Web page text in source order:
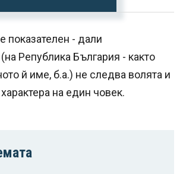
показателен - дали
Република България - както
й име, б.а.) не следва волята и
на един човек.